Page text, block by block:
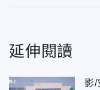
延伸閱讀
影/